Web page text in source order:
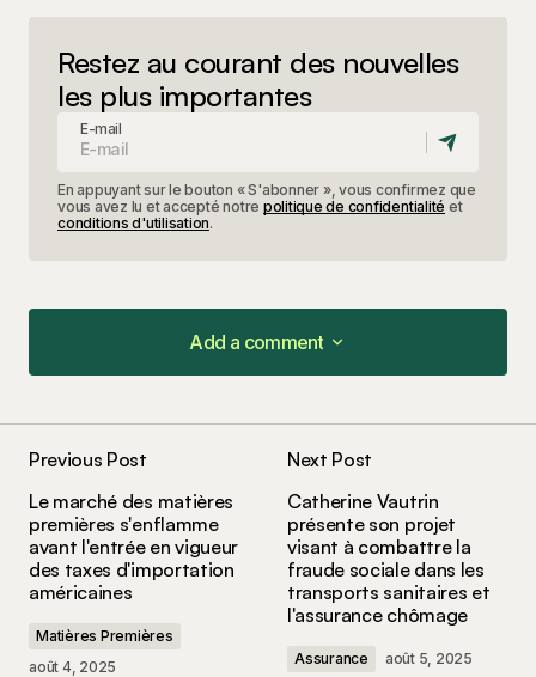
Restez au courant des nouvelles
les plus importantes
E-mail
En appuyant sur le bouton « S'abonner », vous confirmez que
vous avez lu et accepté notre politique de confidentialité et
conditions d'utilisation.
Add a comment
Add a comment
champs obligatoires sont indiqués avec*
Comment*
Previous Post
Le marché des matières
premières s'enflamme
avant l'entrée en vigueur
des taxes d'importation
américaines
Matières Premières
août 4, 2025
Next Post
Catherine Vautrin
présente son projet
visant à combattre la
fraude sociale dans les
transports sanitaires et
l'assurance chômage
Assurance août 5, 2025